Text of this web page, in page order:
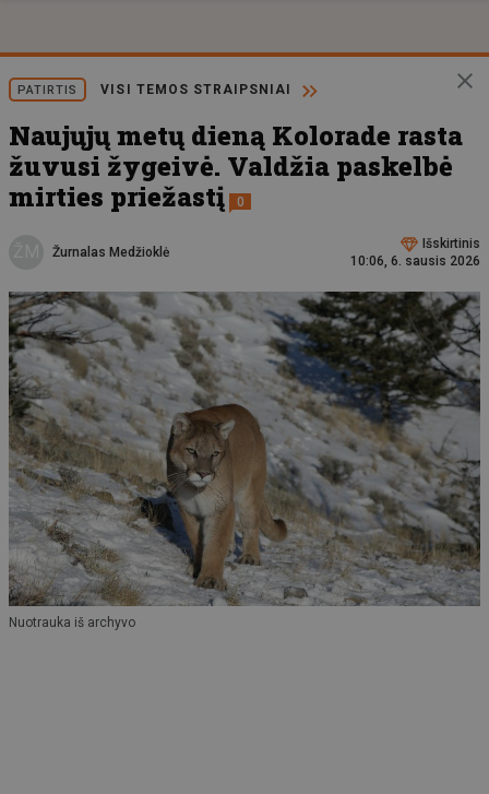
PATIRTIS VISI TEMOS STRAIPSNIAI
Naujųjų metų dieną Kolorade rasta
žuvusi žygeivė. Valdžia paskelbė
mirties priežastį
0
Žurnalas Medžioklė
Išskirtinis
10:06, 6. sausis 2026
Nuotrauka iš archyvo